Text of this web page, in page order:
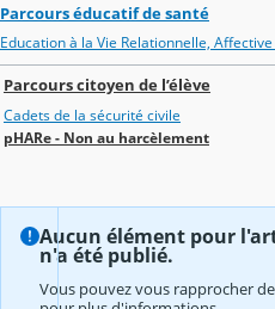
Parcours éducatif de santé
Education à la Vie Relationnelle,
Parcours citoyen de l’élève
Cadets de la sécurité civile
pHARe - Non au harcèlement
Aucun élément pour
n'a été publié.
Vous pouvez vous rapprocher